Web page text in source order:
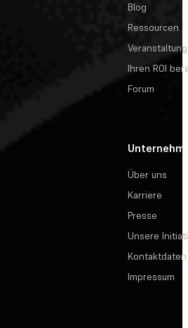
Blog
Ressourcen
Ihren ROI
Forum
Über uns
Karriere
Presse
Unsere
Kontaktdaten
Impressum